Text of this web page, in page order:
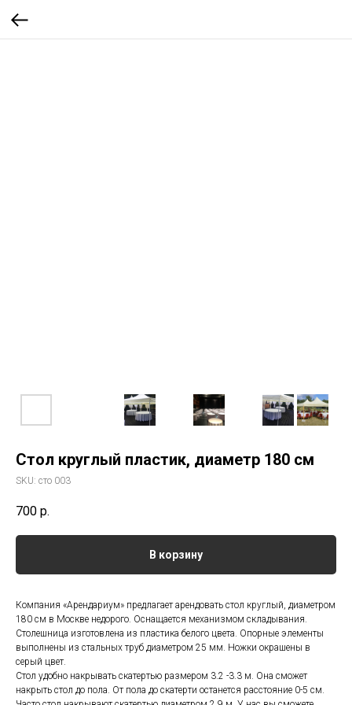
Стол круглый пластик, диаметр 180 см
SKU: сто 003
700 р.
В корзину
Компания «Арендариум» предлагает арендовать стол круглый, диаметром
180 см в Москве недорого. Оснащается механизмом складывания.
Столешница изготовлена из пластика белого цвета. Опорные элементы
выполнены из стальных труб диаметром 25 мм. Ножки окрашены в
серый цвет.
Стол удобно накрывать скатертью размером 3.2 -3.3 м. Она сможет
накрыть стол до пола. От пола до скатерти останется расстояние 0-5 см.